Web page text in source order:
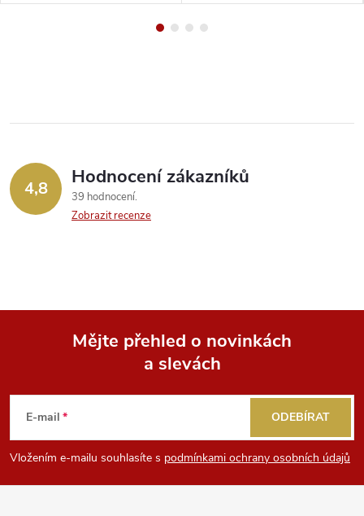
4,8 Hodnocení zákazníků
39 hodnocení
Zobrazit recenze
p
Mějte přehled o novinkách
a slevách
E-mail
Vložením e-mailu souhlasíte s podmínkami ochrany osobních údajů
ODEBÍRAT